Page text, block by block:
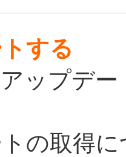
する
ップデ
の取得